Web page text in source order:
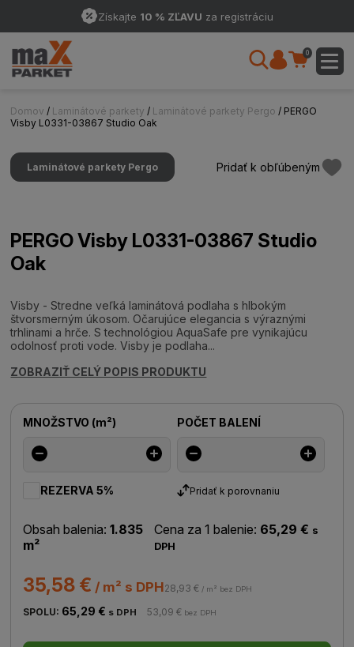
Získajte 10 % ZĽAVU za registráciu
0
Domov / Laminátové parkety / Laminátové parkety Pergo / PERGO
Visby L0331-03867 Studio Oak
Laminátové parkety Pergo Pridať k obľúbeným
PERGO Visby L0331-03867 Studio
Oak
Visby - Stredne veľká laminátová podlaha s hlbokým
štvorsmerným úkosom. Očarujúce elegancia s výraznými
trhlinami a hrče. S technológiou AquaSafe pre vynikajúcu
odolnosť proti vode. Visby je podlaha...
ZOBRAZIŤ CELÝ POPIS PRODUKTU
MNOŽSTVO (m²) POČET BALENÍ
REZERVA 5% Pridať k porovnaniu
Obsah balenia: 1.835
m²
Cena za 1 balenie: 65,29 € s
DPH
35,58 € / m² s DPH28,93 € / m² bez DPH
SPOLU: 65,29 € s DPH 53,09 € bez DPH